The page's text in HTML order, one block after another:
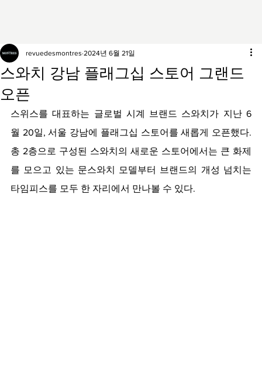
스와치 강남 플래그십 스토어 그랜드
오픈
revuedesmontres 2024년 6월 21일
스위스를 대표하는 글로벌 시계 브랜드 스와치가 지난 6
월 20일, 서울 강남에 플래그십 스토어를 새롭게 오픈했다.
총 2층으로 구성된 스와치의 새로운 스토어에서는 큰 화제
를 모으고 있는 문스와치 모델부터 브랜드의 개성 넘치는
타임피스를 모두 한 자리에서 만나볼 수 있다.